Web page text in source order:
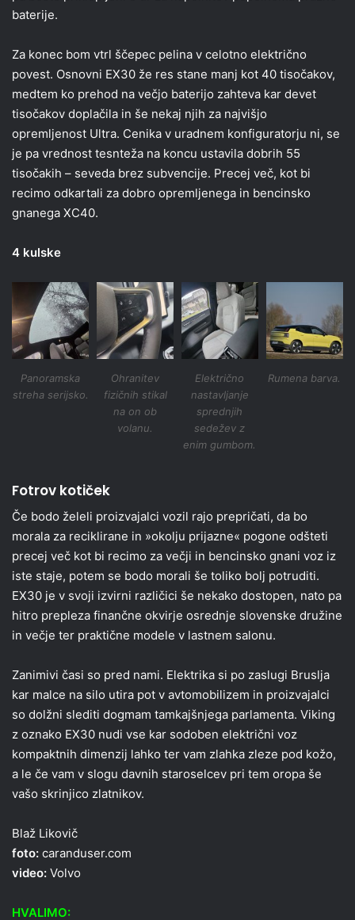
baterije.
Za konec bom vtrl ščepec pelina v celotno električno
povest. Osnovni EX30 že res stane manj kot 40 tisočakov,
medtem ko prehod na večjo baterijo zahteva kar devet
tisočakov doplačila in še nekaj njih za najvišjo
opremljenost Ultra. Cenika v uradnem konfiguratorju ni, se
je pa vrednost tesnteža na koncu ustavila dobrih 55
tisočakih – seveda brez subvencije. Precej več, kot bi
recimo odkartali za dobro opremljenega in bencinsko
gnanega XC40.
4 kulske
Panoramska
streha serijsko.
Ohranitev
fizičnih stikal
na on ob
volanu.
Električno
nastavljanje
sprednjih
sedežev z
enim gumbom.
Rumena barva.
Fotrov kotiček
Če bodo želeli proizvajalci vozil rajo prepričati, da bo
morala za reciklirane in »okolju prijazne« pogone odšteti
precej več kot bi recimo za večji in bencinsko gnani voz iz
iste staje, potem se bodo morali še toliko bolj potruditi.
EX30 je v svoji izvirni različici še nekako dostopen, nato pa
hitro prepleza finančne okvirje osrednje slovenske družine
in večje ter praktične modele v lastnem salonu.
Zanimivi časi so pred nami. Elektrika si po zaslugi Bruslja
kar malce na silo utira pot v avtomobilizem in proizvajalci
so dolžni slediti dogmam tamkajšnjega parlamenta. Viking
z oznako EX30 nudi vse kar sodoben električni voz
kompaktnih dimenzij lahko ter vam zlahka zleze pod kožo,
a le če vam v slogu davnih staroselcev pri tem oropa še
vašo skrinjico zlatnikov.
Blaž Likovič
foto: caranduser.com
video: Volvo
HVALIMO: